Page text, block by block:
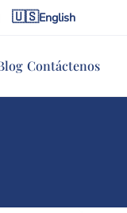
🇺🇸English
Contáctenos